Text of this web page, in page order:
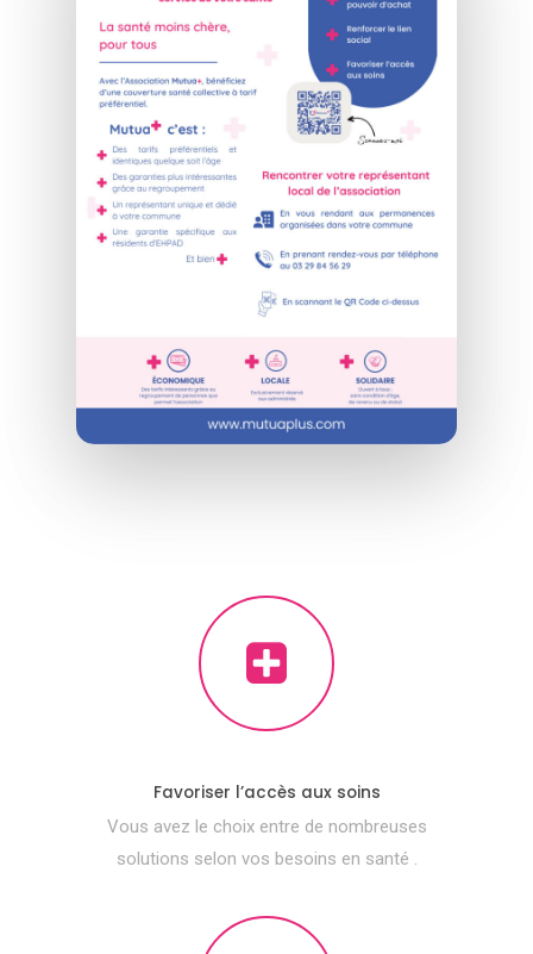
Favoriser l’accès aux soins
Vous avez le choix entre de nombreuses
solutions selon vos besoins en santé .